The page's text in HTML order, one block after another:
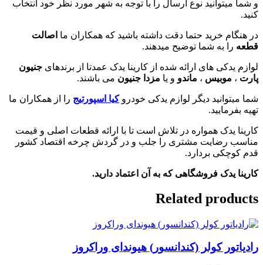
و شما میتوانید نوع ارسال را با توجه به شهر مورد نظر خود انتخاب
کنید.
در هنگام خرید حتما دقت داشته باشید که همکاران ما اصالت
قطعه را به شما توضیح میدهند.
لوازم یدکی های ارائه شده از کارینا یدک عمدتا از برندهای جنیون
پارت ، موبیس ، ماندو و یا مزدا جنیون می باشند.
شما میتوانید دیگر لوازم یدکی خودروکیا اسپورتیج را از همکاران ما
تهیه بفرمایید.
کارینا یدک همواره در تلاش است تا با ارائه قطعات اصلی و قیمت
مناسب رضایت مشتری را جلب و در گردش چرخه اقتصاد کشور
قدم کوچکی بردارد.
کارینا یدک فروشگاهی که به آن اعتماد دارید.
Related products
رادیاتور کولر (کندانسور) هیوندای وراکروز